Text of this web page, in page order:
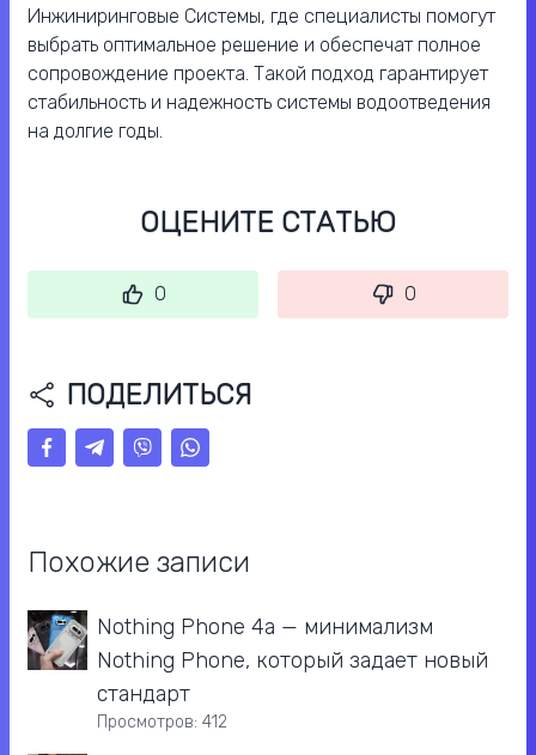
Инжиниринговые Системы, где специалисты помогут
выбрать оптимальное решение и обеспечат полное
сопровождение проекта. Такой подход гарантирует
стабильность и надежность системы водоотведения
на долгие годы.
ОЦЕНИТЕ СТАТЬЮ
0 0
ПОДЕЛИТЬСЯ
Похожие записи
Nothing Phone 4a — минимализм
Nothing Phone, который задает новый
стандарт
Просмотров: 412